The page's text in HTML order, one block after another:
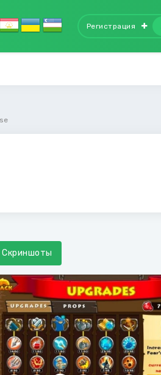
Регистрация
Скриншоты